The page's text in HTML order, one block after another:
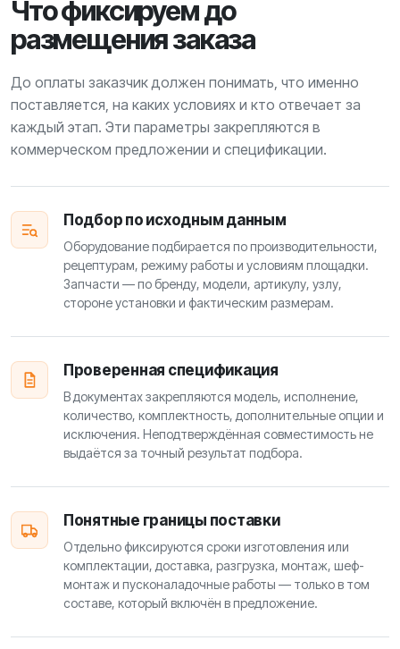
Что фиксируем до
размещения заказа
До оплаты заказчик должен понимать, что именно
поставляется, на каких условиях и кто отвечает за
каждый этап. Эти параметры закрепляются в
коммерческом предложении и спецификации.
Подбор по исходным данным
Оборудование подбирается по производительности,
рецептурам, режиму работы и условиям площадки.
Запчасти — по бренду, модели, артикулу, узлу,
стороне установки и фактическим размерам.
Проверенная спецификация
В документах закрепляются модель, исполнение,
количество, комплектность, дополнительные опции и
исключения. Неподтверждённая совместимость не
выдаётся за точный результат подбора.
Понятные границы поставки
Отдельно фиксируются сроки изготовления или
комплектации, доставка, разгрузка, монтаж, шеф-
монтаж и пусконаладочные работы — только в том
составе, который включён в предложение.